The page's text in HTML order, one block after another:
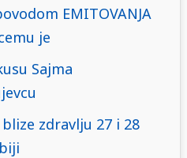
EMITOVANJA
je
Sajma
zdravlju 27 i 28